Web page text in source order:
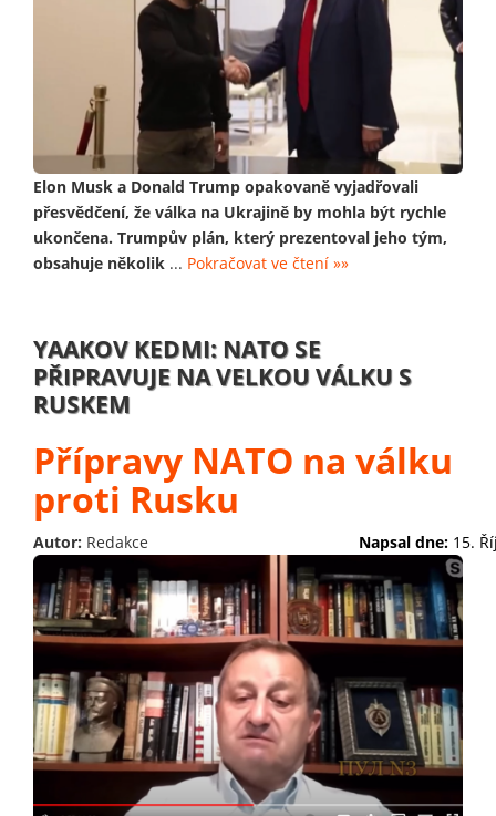
Elon Musk a Donald Trump opakovaně vyjadřovali
přesvědčení, že válka na Ukrajině by mohla být rychle
ukončena. Trumpův plán, který prezentoval jeho tým,
obsahuje několik ... Pokračovat ve čtení »»
YAAKOV KEDMI: NATO SE
PŘIPRAVUJE NA VELKOU VÁLKU S
RUSKEM
Přípravy NATO na válku
proti Rusku
Autor: Redakce Napsal dne: 15.